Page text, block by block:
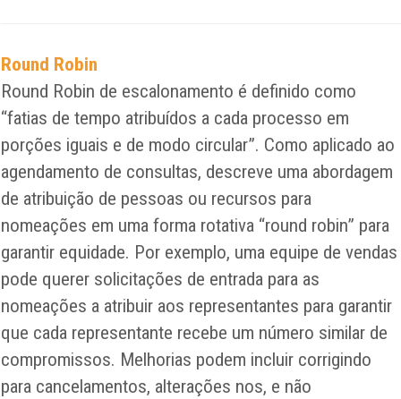
Round Robin
Round Robin de escalonamento é definido como
“fatias de tempo atribuídos a cada processo em
porções iguais e de modo circular”. Como aplicado ao
agendamento de consultas, descreve uma abordagem
de atribuição de pessoas ou recursos para
nomeações em uma forma rotativa “round robin” para
garantir equidade. Por exemplo, uma equipe de vendas
pode querer solicitações de entrada para as
nomeações a atribuir aos representantes para garantir
que cada representante recebe um número similar de
compromissos. Melhorias podem incluir corrigindo
para cancelamentos, alterações nos, e não